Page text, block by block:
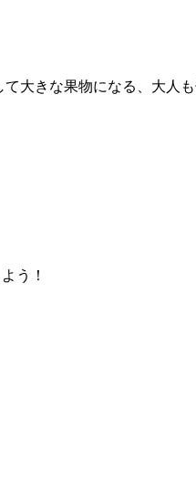
大きな果物になる、大人
う！